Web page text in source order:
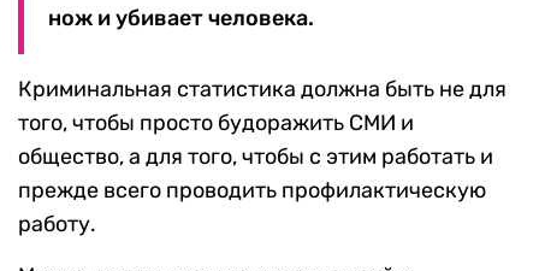
нож и убивает человека.
Криминальная статистика должна быть не для
того, чтобы просто будоражить СМИ и
общество, а для того, чтобы с этим работать и
прежде всего проводить профилактическую
работу.